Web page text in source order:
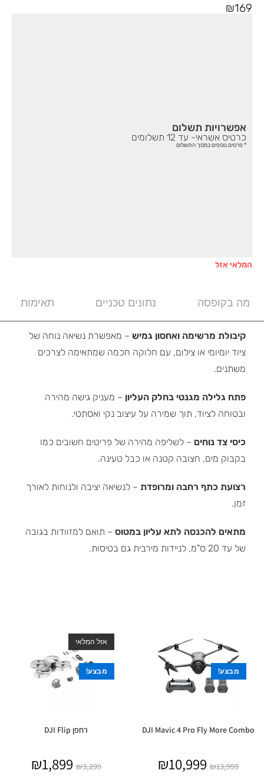
₪169
אפשרויות תשלום
כרטיס אשראי- עד 12 תשלומים
* פרטים נוספים במסך התשלום
המלאי אזל
מה בקופסה נתונים טכניים תאימות
קיבולת מרשימה ואחסון גמיש – מאפשרת נשיאה נוחה של
ציוד יומיומי או צילום, עם חלוקה חכמה שמתאימה לצרכים
משתנים.
פתח גלילה מגנטי בחלק העליון – מעניק גישה מהירה
ובטוחה לציוד, תוך שמירה על עיצוב נקי ואסתטי.
כיסי צד נוחים – לשליפה מהירה של פריטים חשובים כמו
בקבוק מים, חצובה קטנה או כבל טעינה.
רצועת כתף רחבה ומרופדת – לנשיאה יציבה ולנוחות לאורך
זמן.
מתאים להכנסה לתא עליון במטוס – תואם למזוודות בגובה
של עד 20 ס"מ, לניידות מירבית גם בטיסות.
מבצע!
DJI Mavic 4 Pro Fly More Combo
₪13,999
₪10,999
אזל המלאי
מבצע!
רחפן DJI Flip
₪3,299
₪1,899